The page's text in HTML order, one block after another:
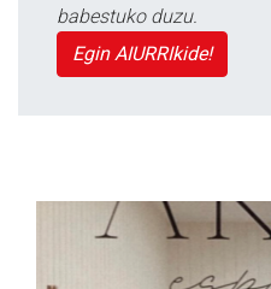
babestuko duzu.
Egin AIURRIkide!